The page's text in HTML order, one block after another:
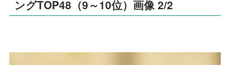
ングTOP48（9～10位）画像 2/2